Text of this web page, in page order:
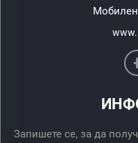
Запишете се, за да